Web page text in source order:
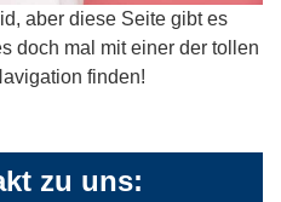
aber diese Seite gibt es
doch mal mit einer der tollen
finden!
zu uns: